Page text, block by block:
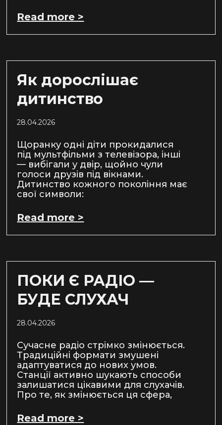
Read more >
Як дорослішає
дитинство
28.04.2026
Щоранку одні діти прокидалися
під мультфільми з телевізора, інші
— вибігали у двір, щойно чули
голоси друзів під вікнами.
Дитинство кожного покоління має
свої символи:
Read more >
ПОКИ Є РАДІО —
БУДЕ СЛУХАЧ
28.04.2026
Сучасне радіо стрімко змінюється.
Традиційні формати змушені
адаптуватися до нових умов.
Станції активно шукають способи
залишатися цікавими для слухачів.
Про те, як змінюється ця сфера,
Read more >